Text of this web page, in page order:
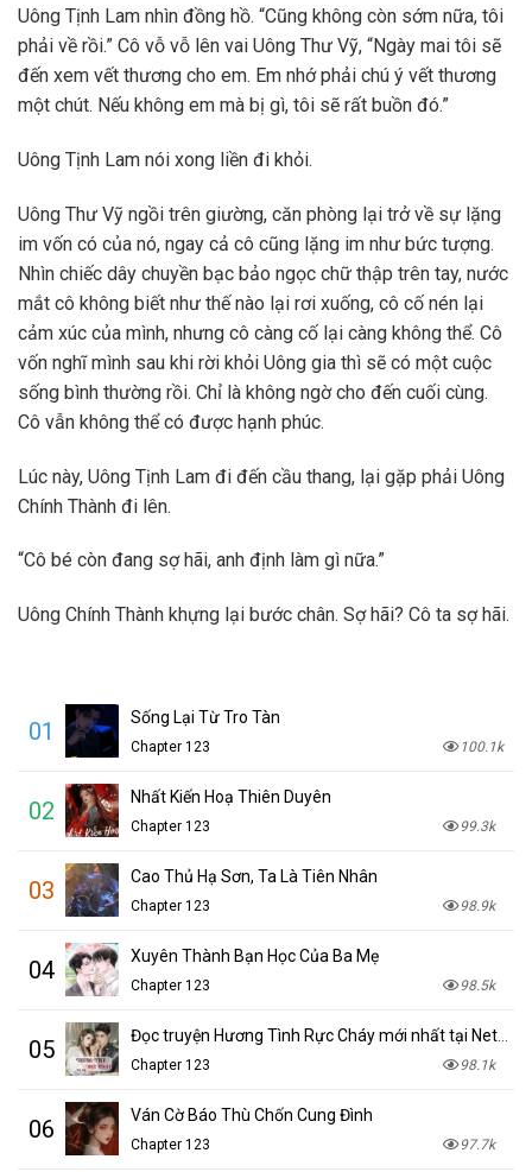
Uông Tịnh Lam nhìn đồng hồ. “Cũng không còn sớm nữa, tôi
phải về rồi.” Cô vỗ vỗ lên vai Uông Thư Vỹ, “Ngày mai tôi sẽ
đến xem vết thương cho em. Em nhớ phải chú ý vết thương
một chút. Nếu không em mà bị gì, tôi sẽ rất buồn đó.”
Uông Tịnh Lam nói xong liền đi khỏi.
Uông Thư Vỹ ngồi trên giường, căn phòng lại trở về sự lặng
im vốn có của nó, ngay cả cô cũng lặng im như bức tượng.
Nhìn chiếc dây chuyền bạc bảo ngọc chữ thập trên tay, nước
mắt cô không biết như thế nào lại rơi xuống, cô cố nén lại
cảm xúc của mình, nhưng cô càng cố lại càng không thể. Cô
vốn nghĩ mình sau khi rời khỏi Uông gia thì sẽ có một cuộc
sống bình thường rồi. Chỉ là không ngờ cho đến cuối cùng.
Cô vẫn không thể có được hạnh phúc.
Lúc này, Uông Tịnh Lam đi đến cầu thang, lại gặp phải Uông
Chính Thành đi lên.
“Cô bé còn đang sợ hãi, anh định làm gì nữa.”
Uông Chính Thành khựng lại bước chân. Sợ hãi? Cô ta sợ hãi.
01 Sống Lại Từ Tro Tàn
Chapter 123 100.1k
02 Nhất Kiến Hoạ Thiên Duyên
Chapter 123 99.3k
03 Cao Thủ Hạ Sơn, Ta Là Tiên Nhân
Chapter 123 98.9k
04 Xuyên Thành Bạn Học Của Ba Mẹ
Chapter 123 98.5k
05
Chapter 123 98.1k
06 Ván Cờ Báo Thù Chốn Cung Đình
Chapter 123 97.7k